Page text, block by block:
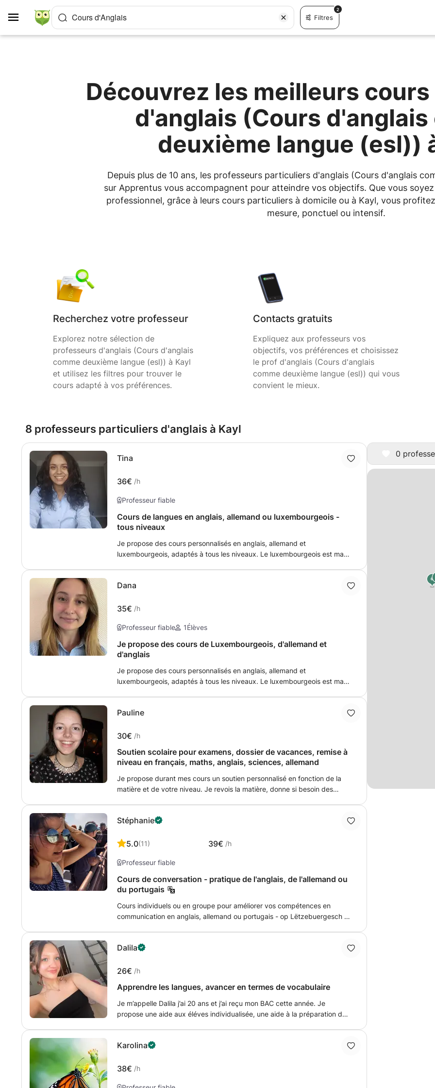
Cours d'Anglais Filtres
2
Découvrez les meilleurs
d'anglais (Cours d'anglais
deuxième langue (esl))
Depuis plus de 10 ans, les professeurs particuliers d'anglais (Cours d'anglais
sur Apprentus vous accompagnent pour atteindre vos objectifs. Que vous
professionnel, grâce à leurs cours particuliers à domicile ou à Kayl, vous
mesure, ponctuel ou intensif.
Recherchez votre professeur
Explorez notre sélection de
professeurs d'anglais (Cours d'anglais
comme deuxième langue (esl)) à Kayl
et utilisez les filtres pour trouver le
cours adapté à vos préférences.
Contacts gratuits
Expliquez aux professeurs vos
objectifs, vos préférences et choisissez
le prof d'anglais (Cours d'anglais
comme deuxième langue (esl)) qui vous
convient le mieux.
0
8 professeurs particuliers d'anglais à Kayl
Tina
36€ /h
Professeur fiable
Cours de langues en anglais, allemand ou luxembourgeois -
tous niveaux
Je propose des cours personnalisés en anglais, allemand et
luxembourgeois, adaptés à tous les niveaux. Le luxembourgeois est ma
sur la pratique, la clarté et l’adaptation aux besoins de chaque élève.
Dana
35€ /h
Professeur fiable 1Élèves
Je propose des cours de Luxembourgeois, d'allemand et
d'anglais
Je propose des cours personnalisés en anglais, allemand et
luxembourgeois, adaptés à tous les niveaux. Le luxembourgeois est ma
l'adaptation aux besoins de chaque élève.
Pauline
30€ /h
Soutien scolaire pour examens, dossier de vacances, remise à
niveau en français, maths, anglais, sciences, allemand
Je propose durant mes cours un soutien personnalisé en fonction de la
matière et de votre niveau. Je revois la matière, donne si besoin des
repasser).
Stéphanie
5.0(11) 39€ /h
Professeur fiable
Cours de conversation - pratique de l'anglais, de l'allemand ou
du portugais
Cours individuels ou en groupe pour améliorer vos compétences en
communication en anglais, allemand ou portugais - op Lëtzebuergesch -
niveau actuel en anglais, allemand ou portugais et devenir plus fluide
Dalila
26€ /h
Apprendre les langues, avancer en termes de vocabulaire
Je m’appelle Dalila j’ai 20 ans et j’ai reçu mon BAC cette année. Je
propose une aide aux éléves individualisée, une aide à la préparation des
lessons pour assurer que l‘éléve apprend à travailler autonome.
Karolina
38€ /h